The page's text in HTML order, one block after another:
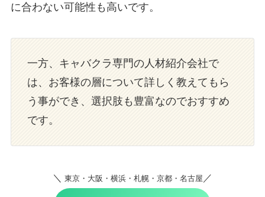
に合わない可能性も高いです。
一方、キャバクラ専門の人材紹介会社で
は、お客様の層について詳しく教えてもら
う事ができ、選択肢も豊富なのでおすすめ
です。
＼ 東京・大阪・横浜・札幌・京都・名古屋 ／